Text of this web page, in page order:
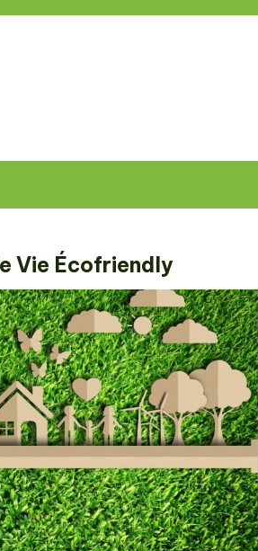
Vie Écofriendly